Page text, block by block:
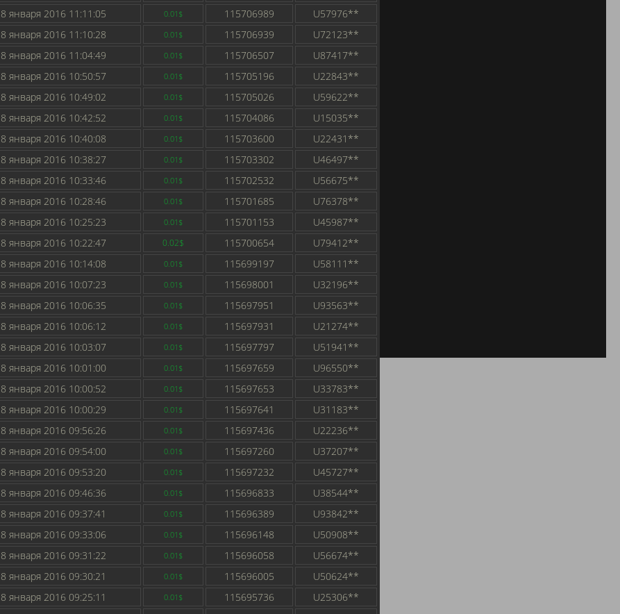
8 января 2016 11:11:05 0.01$ 115706989
U57976**
8 января 2016 11:10:28 0.01$ 115706939
U72123**
8 января 2016 11:04:49 0.01$ 115706507
U87417**
8 января 2016 10:50:57 0.01$ 115705196
U22843**
8 января 2016 10:49:02 0.01$ 115705026
U59622**
8 января 2016 10:42:52 0.01$ 115704086
U15035**
8 января 2016 10:40:08 0.01$ 115703600
U22431**
8 января 2016 10:38:27 0.01$ 115703302
U46497**
8 января 2016 10:33:46 0.01$ 115702532
U56675**
8 января 2016 10:28:46 0.01$ 115701685
U76378**
8 января 2016 10:25:23 0.01$ 115701153
U45987**
8 января 2016 10:22:47 0.02$ 115700654
U79412**
8 января 2016 10:14:08 0.01$ 115699197
U58111**
8 января 2016 10:07:23 0.01$ 115698001
U32196**
8 января 2016 10:06:35 0.01$ 115697951
U93563**
8 января 2016 10:06:12 0.01$ 115697931
U21274**
8 января 2016 10:03:07 0.01$ 115697797
U51941**
8 января 2016 10:01:00 0.01$ 115697659
U96550**
8 января 2016 10:00:52 0.01$ 115697653
U33783**
8 января 2016 10:00:29 0.01$ 115697641
U31183**
8 января 2016 09:56:26 0.01$ 115697436
U22236**
8 января 2016 09:54:00 0.01$ 115697260
U37207**
8 января 2016 09:53:20 0.01$ 115697232
U45727**
8 января 2016 09:46:36 0.01$ 115696833
U38544**
8 января 2016 09:37:41 0.01$ 115696389
U93842**
8 января 2016 09:33:06 0.01$ 115696148
U50908**
8 января 2016 09:31:22 0.01$ 115696058
U56674**
8 января 2016 09:30:21 0.01$ 115696005
U50624**
8 января 2016 09:25:11 0.01$ 115695736
U25306**